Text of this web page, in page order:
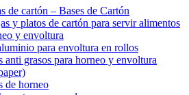
de cartón – Bases de Cartón
y platos de cartón para servir alimentos
y envoltura
para envoltura en rollos
anti grasos para horneo y envoltura
de horneo